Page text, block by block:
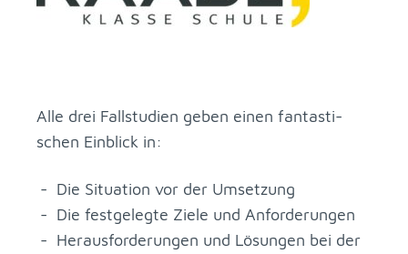
Alle drei Fall­stu­di­en ge­ben ei­nen fan­tas­ti­
schen Ein­blick in:
Die Si­tua­ti­on vor der Um­set­zung
Die fest­ge­leg­te Zie­le und An­for­de­run­gen
Her­aus­for­de­run­gen und Lö­sun­gen bei der